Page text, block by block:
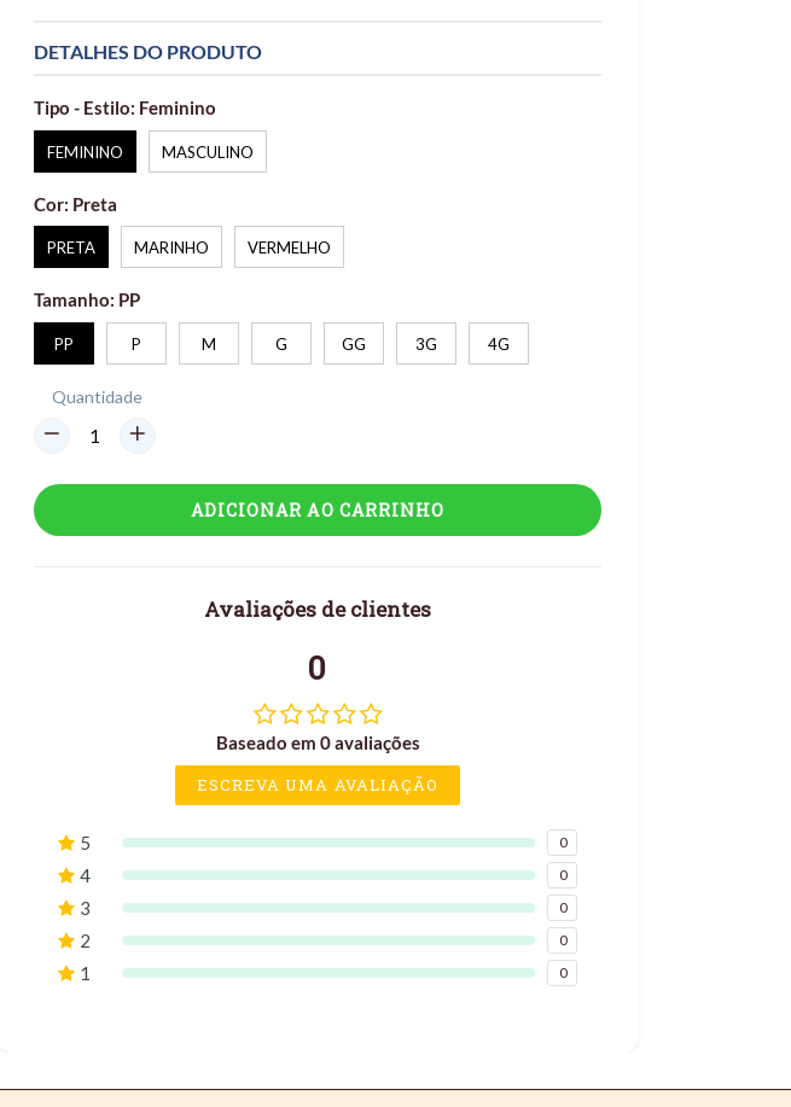
DETALHES DO PRODUTO
Tipo - Estilo: Feminino
FEMININO MASCULINO
Cor: Preta
PRETA MARINHO VERMELHO
Tamanho: PP
PP P M G GG 3G 4G
Quantidade
ADICIONAR AO CARRINHO
Avaliações de clientes
0
Baseado em 0 avaliações
ESCREVA UMA AVALIAÇÃO
5 0
4 0
3 0
2 0
1 0